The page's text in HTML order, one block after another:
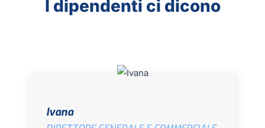
I dipendenti ci dicono
Ivana